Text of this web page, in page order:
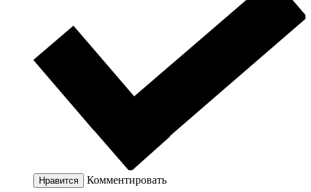
Нравится Комментировать